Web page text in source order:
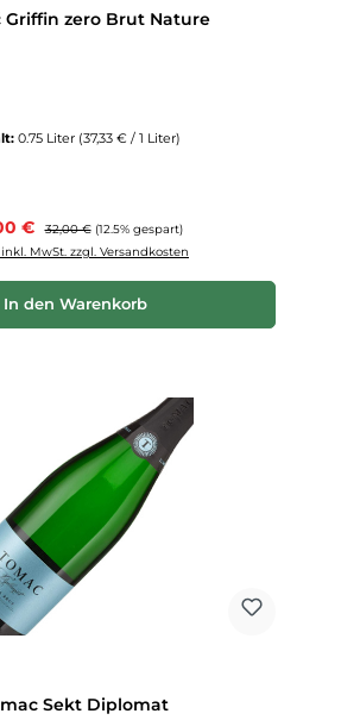
Griffin zero Brut Nature
0.75 Liter (37,33 € / 1 Liter)
€ Regulärer Preis:
32,00 € (12.5% gespart)
inkl. MwSt. zzgl. Versandkosten
In den Warenkorb
Sekt Diplomat